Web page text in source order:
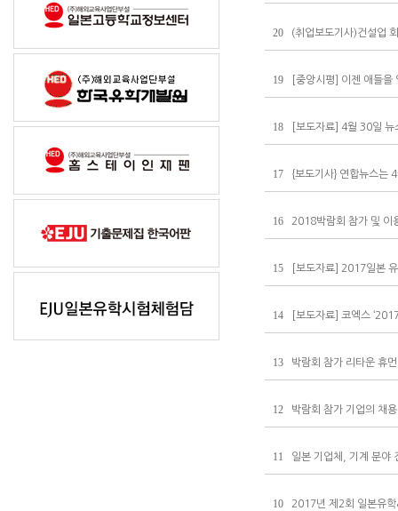
20 (취업보도기사)건설업
19 [ 중앙시평 ] 이젠 애들
18 [보도자료] 4월 30일
17 {보도기사} 연합뉴스는
16 2018박람회 참가 및 이
15 [보도자료] 2017 일본
14 [보도자료] 코엑스
13 박람회 참가 리타운 휴
12 박람회 참가 기업의 채
11 일본 기업체, 기계 분야
10 2017년 제2회 일본유